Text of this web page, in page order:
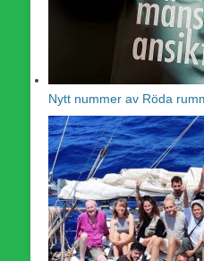
Nytt nummer av Röda